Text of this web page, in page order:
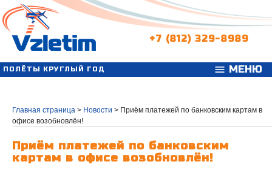
+7 (812) 329-8989
ПОЛЁТЫ КРУГЛЫЙ ГОД menu МЕНЮ
Главная страница > Новости > Приём платежей по банковским картам в
офисе возобновлён!
Приём платежей по банковским
картам в офисе возобновлён!